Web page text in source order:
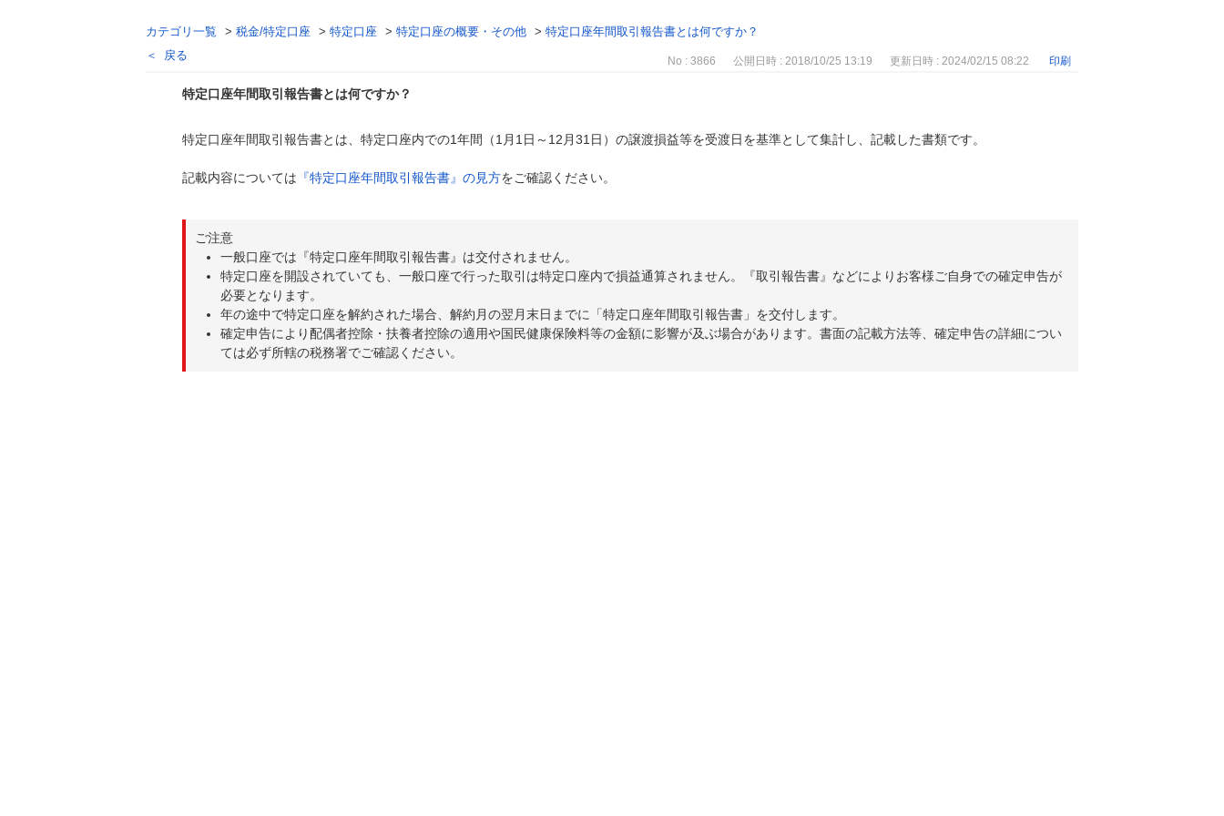
カテゴリ一覧 > 税金/特定口座 > 特定口座 > 特定口座の概要・その他 > 特定口座年間取引報告書とは何ですか？
戻る
No : 3866 公開日時 : 2018/10/25 13:19 更新日時 : 2024/02/15 08:22 印刷
特定口座年間取引報告書とは何ですか？
回答
特定口座年間取引報告書とは、特定口座内での1年間（1月1日～12月31日）の譲渡損益等を受渡日を基準として集計し、記載した書類です。
記載内容については 『特定口座年間取引報告書』の見方をご確認ください。
ご注意
一般口座では『特定口座年間取引報告書』は交付されません。
特定口座を開設されていても、一般口座で行った取引は特定口座内で損益通算されません。『取引報告書』などによりお客様ご自身での確定申告が
必要となります。
年の途中で特定口座を解約された場合、解約月の翌月末日までに「特定口座年間取引報告書」を交付します。
確定申告により配偶者控除・扶養者控除の適用や国民健康保険料等の金額に影響が及ぶ場合があります。書面の記載方法等、確定申告の詳細につい
ては必ず所轄の税務署でご確認ください。